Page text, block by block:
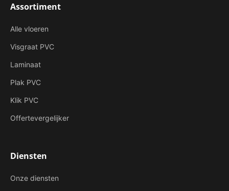
Assortiment
Alle vloeren
Visgraat PVC
Laminaat
Plak PVC
Klik PVC
Offertevergelijker
Diensten
Onze diensten